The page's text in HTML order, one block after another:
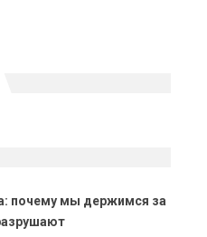
почему мы держимся за